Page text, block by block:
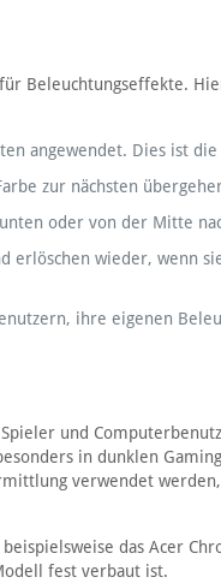
Beleuchtungseffekte.
angewendet. Dies ist
zur nächsten
oder von der Mitte
erlöschen wieder, wenn
ihre eigenen
und
in dunklen
verwendet
das Acer
fest verbaut ist.